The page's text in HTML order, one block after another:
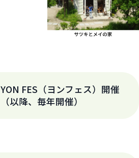
YON FES（ヨンフェス）開催
（以降、毎年開催）